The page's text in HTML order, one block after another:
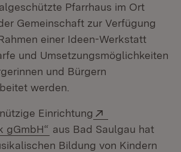
Pfarrhaus im Ort
Gemeinschaft zur Verfügung
einer Ideen-Werkstatt
und Umsetzungsmöglichkeiten
und Bürgern
werden.
Einrichtung
gGmbH“ (Öffnet in neuem Fenster)
aus Bad Saulgau hat
Bildung von Kindern